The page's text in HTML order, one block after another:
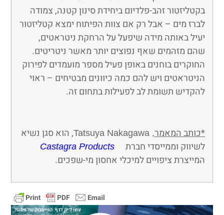
בקטליזטור זהב-פלדיום ביחידת סינון קטנה, צמודה
לברז מים – אבל רק אם צוות הפיתוח ימצא קטליזטור
יעיל באותה מידה שיפעל על הרחקת ניטראטים,
שהם מזהמים שאף נפוצים יותר מאשר ניטריטים.
החוקרים בוחנים באופן פעיל מספר מועמדים לפירוק
הניטראטים ויש להם כמה כיוונים מבטיחים – ראוי
להקדיש תשומת לב לפעילות בתחום זה.
*כותב המאמר,
Tatsuya Nakagawa, הוא סגן נשיא
לשיווק וממייסדי חברת
Castagra Products
המייצרת ציפויים למיכלי אחסון מי-שפכים.